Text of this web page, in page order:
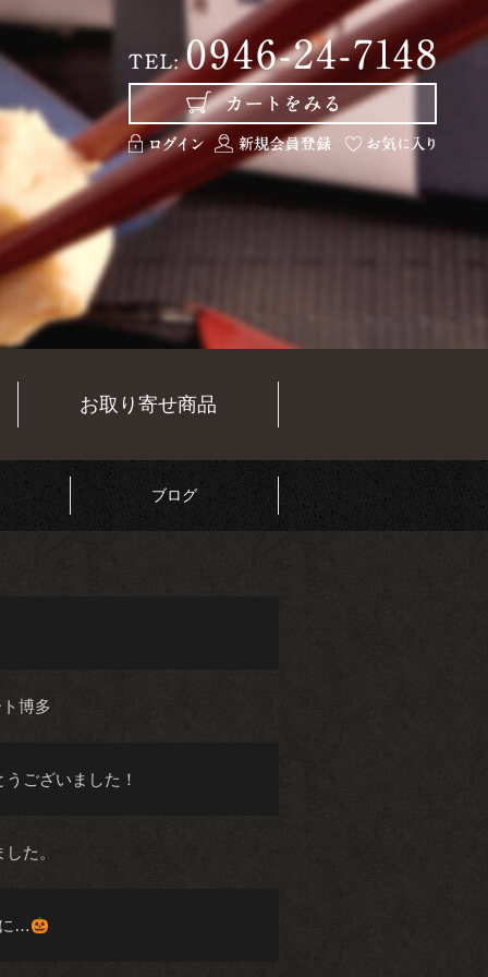
お取り寄せ商品
ブログ
博多
ございました！
た。
…